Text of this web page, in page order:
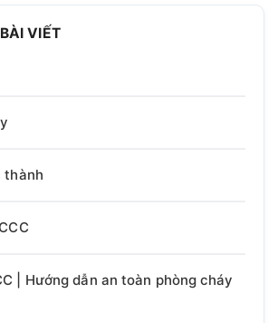
VIẾT
thành
| Hướng dẫn an toàn phòng cháy